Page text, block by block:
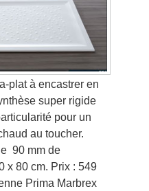
plat à encastrer en
super rigide
pour un
au toucher.
90 mm de
x 80 cm. Prix : 549
Prima Marbrex